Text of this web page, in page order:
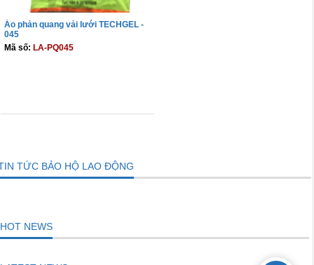
Áo phản quang vải lưới TECHGEL -
045
Mã số: LA-PQ045
TỨC BẢO HỘ LAO ĐỘNG
HOT NEWS